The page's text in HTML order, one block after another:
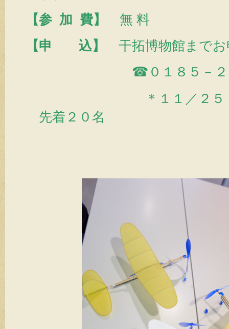
【参 加 費】
無 料
【申 込】
干拓博物館まで
☎０１８５－２２－
＊１１／２５（土
先着２０名